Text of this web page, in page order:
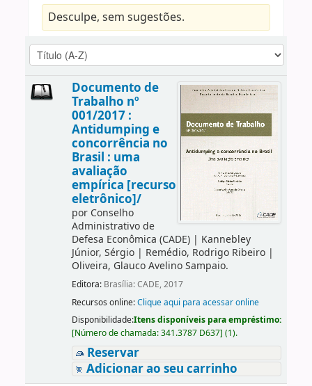
Desculpe, sem sugestões.
Documento de
Trabalho nº
001/2017 :
Antidumping e
concorrência no
Brasil : uma
avaliação
empírica [recurso
eletrônico]/
por Conselho
Administrativo de
Defesa Econômica (CADE)| Kannebley
Júnior, Sérgio| Remédio, Rodrigo Ribeiro|
Oliveira, Glauco Avelino Sampaio.
Editora: Brasília: CADE, 2017
Recursos online:Clique aqui para acessar online
Disponibilidade:Itens disponíveis para empréstimo:
[Número de chamada:341.3787 D637] (1).
Reservar
Adicionar ao seu carrinho